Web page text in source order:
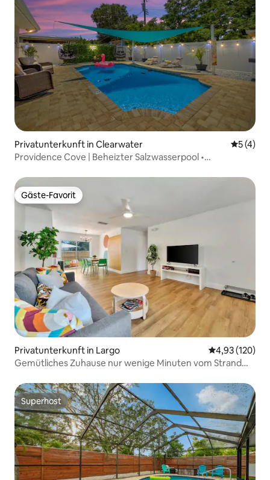
Privatunterkunft in Clearwater
5 (4)
Providence Cove | Beheizter Salzwasserpool •
Gäste-Favorit
Gäste-Favorit
Privatunterkunft in Largo
4,93 (120)
Gemütliches Zuhause nur wenige Minuten vom Strand
Superhost
Superhost